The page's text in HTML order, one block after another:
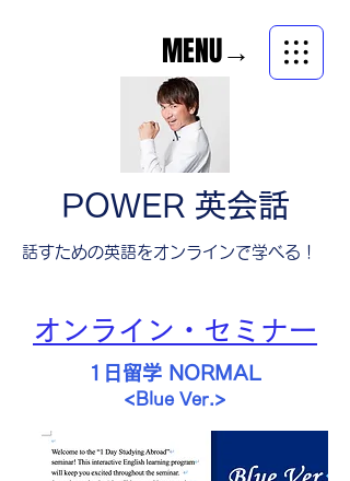
MENU→
POWER 英会話
​話すための英語をオンラインで学べる！
オンライン・セミナー
1日留学 NORMAL
< Blue Ver.>